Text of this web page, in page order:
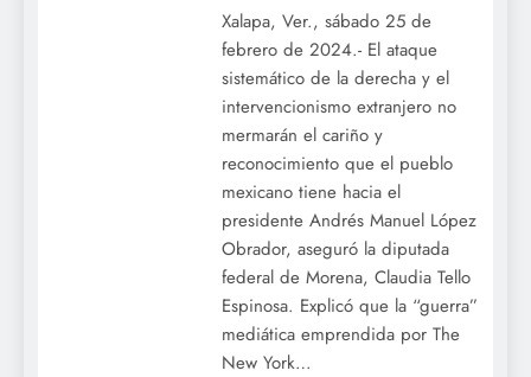
Xalapa, Ver., sábado 25 de
febrero de 2024.- El ataque
sistemático de la derecha y el
intervencionismo extranjero no
mermarán el cariño y
reconocimiento que el pueblo
mexicano tiene hacia el
presidente Andrés Manuel López
Obrador, aseguró la diputada
federal de Morena, Claudia Tello
Espinosa. Explicó que la “guerra”
mediática emprendida por The
New York…